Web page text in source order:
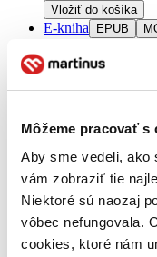
Môžeme pracovať s
Aby sme vedeli, ako
vám zobraziť tie
Niektoré sú naozaj
vôbec nefungovala.
cookies, ktoré nám
Vložiť do košíka
E-kniha EPUB
Ihneď na stiahnutie
Máte čítačku,
budete ju mať
Pridať do zoznamu
Čítaná
mierne
Túto knihu sme
Na
čítal, môže jej
to akokoľvek